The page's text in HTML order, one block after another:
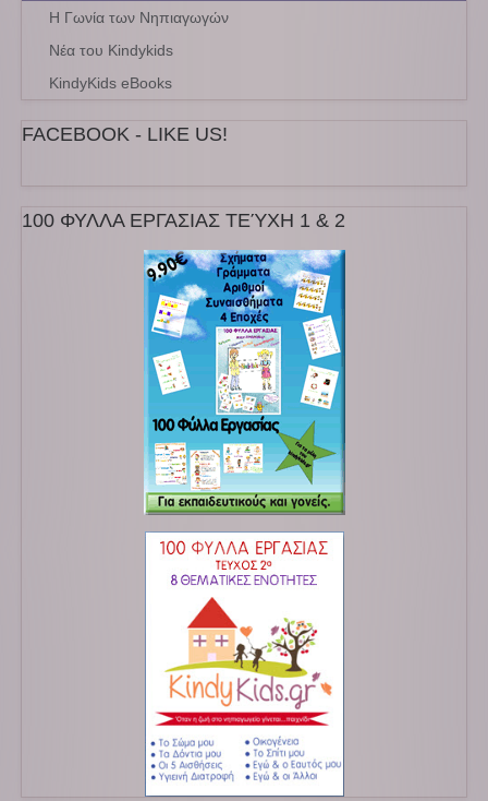
Η Γωνία των Νηπιαγωγών
Νέα του Kindykids
KindyKids eBooks
FACEBOOK - LIKE US!
100 ΦΥΛΛΑ ΕΡΓΑΣΙΑΣ ΤΕΎΧΗ 1 & 2